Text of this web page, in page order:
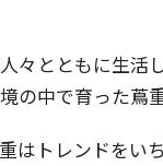
々とともに生活
の中で育った蔦重
はトレンドをい